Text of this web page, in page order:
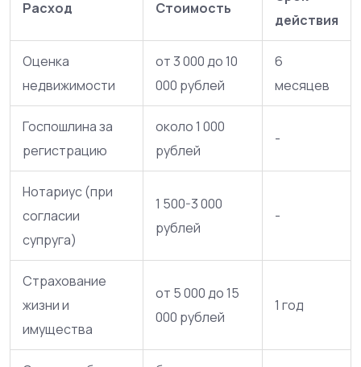
Расход Стоимость
действия
Оценка
недвижимости
от 3 000 до 10
000 рублей
6
месяцев
Госпошлина за
регистрацию
около 1 000
рублей
-
Нотариус (при
согласии
супруга)
1 500-3 000
рублей
-
Страхование
жизни и
имущества
от 5 000 до 15
000 рублей
1 год